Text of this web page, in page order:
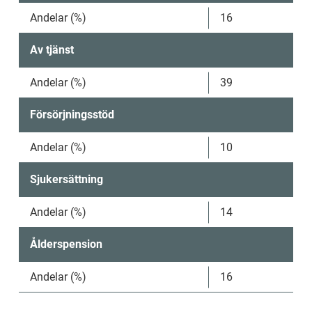
Andelar (%) 16
Av tjänst
Andelar (%) 39
Försörjningsstöd
Andelar (%) 10
Sjukersättning
Andelar (%) 14
Ålderspension
Andelar (%) 16